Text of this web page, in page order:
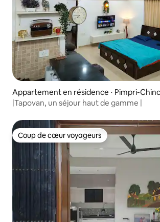
Appartement en résidence ⋅ Pimpri-
ad
|Tapovan, un séjour haut de gamme |
Coup de cœur voyageurs
Coup de cœur voyageurs